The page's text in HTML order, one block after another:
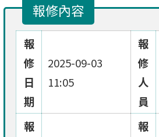
報修內容
報
修
日
期
2025-09-03
11:05
報
修
人
員
報
報